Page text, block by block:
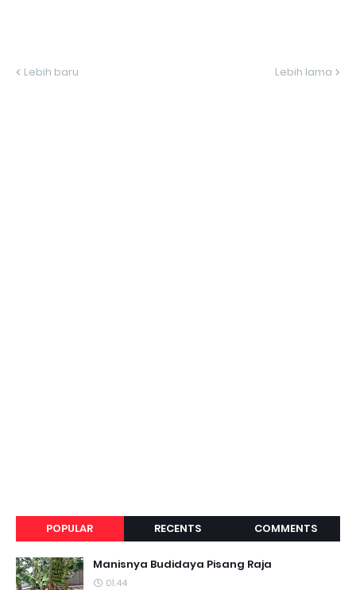
Lebih baru Lebih lama
POPULAR RECENTS COMMENTS
Manisnya Budidaya Pisang Raja
01.44